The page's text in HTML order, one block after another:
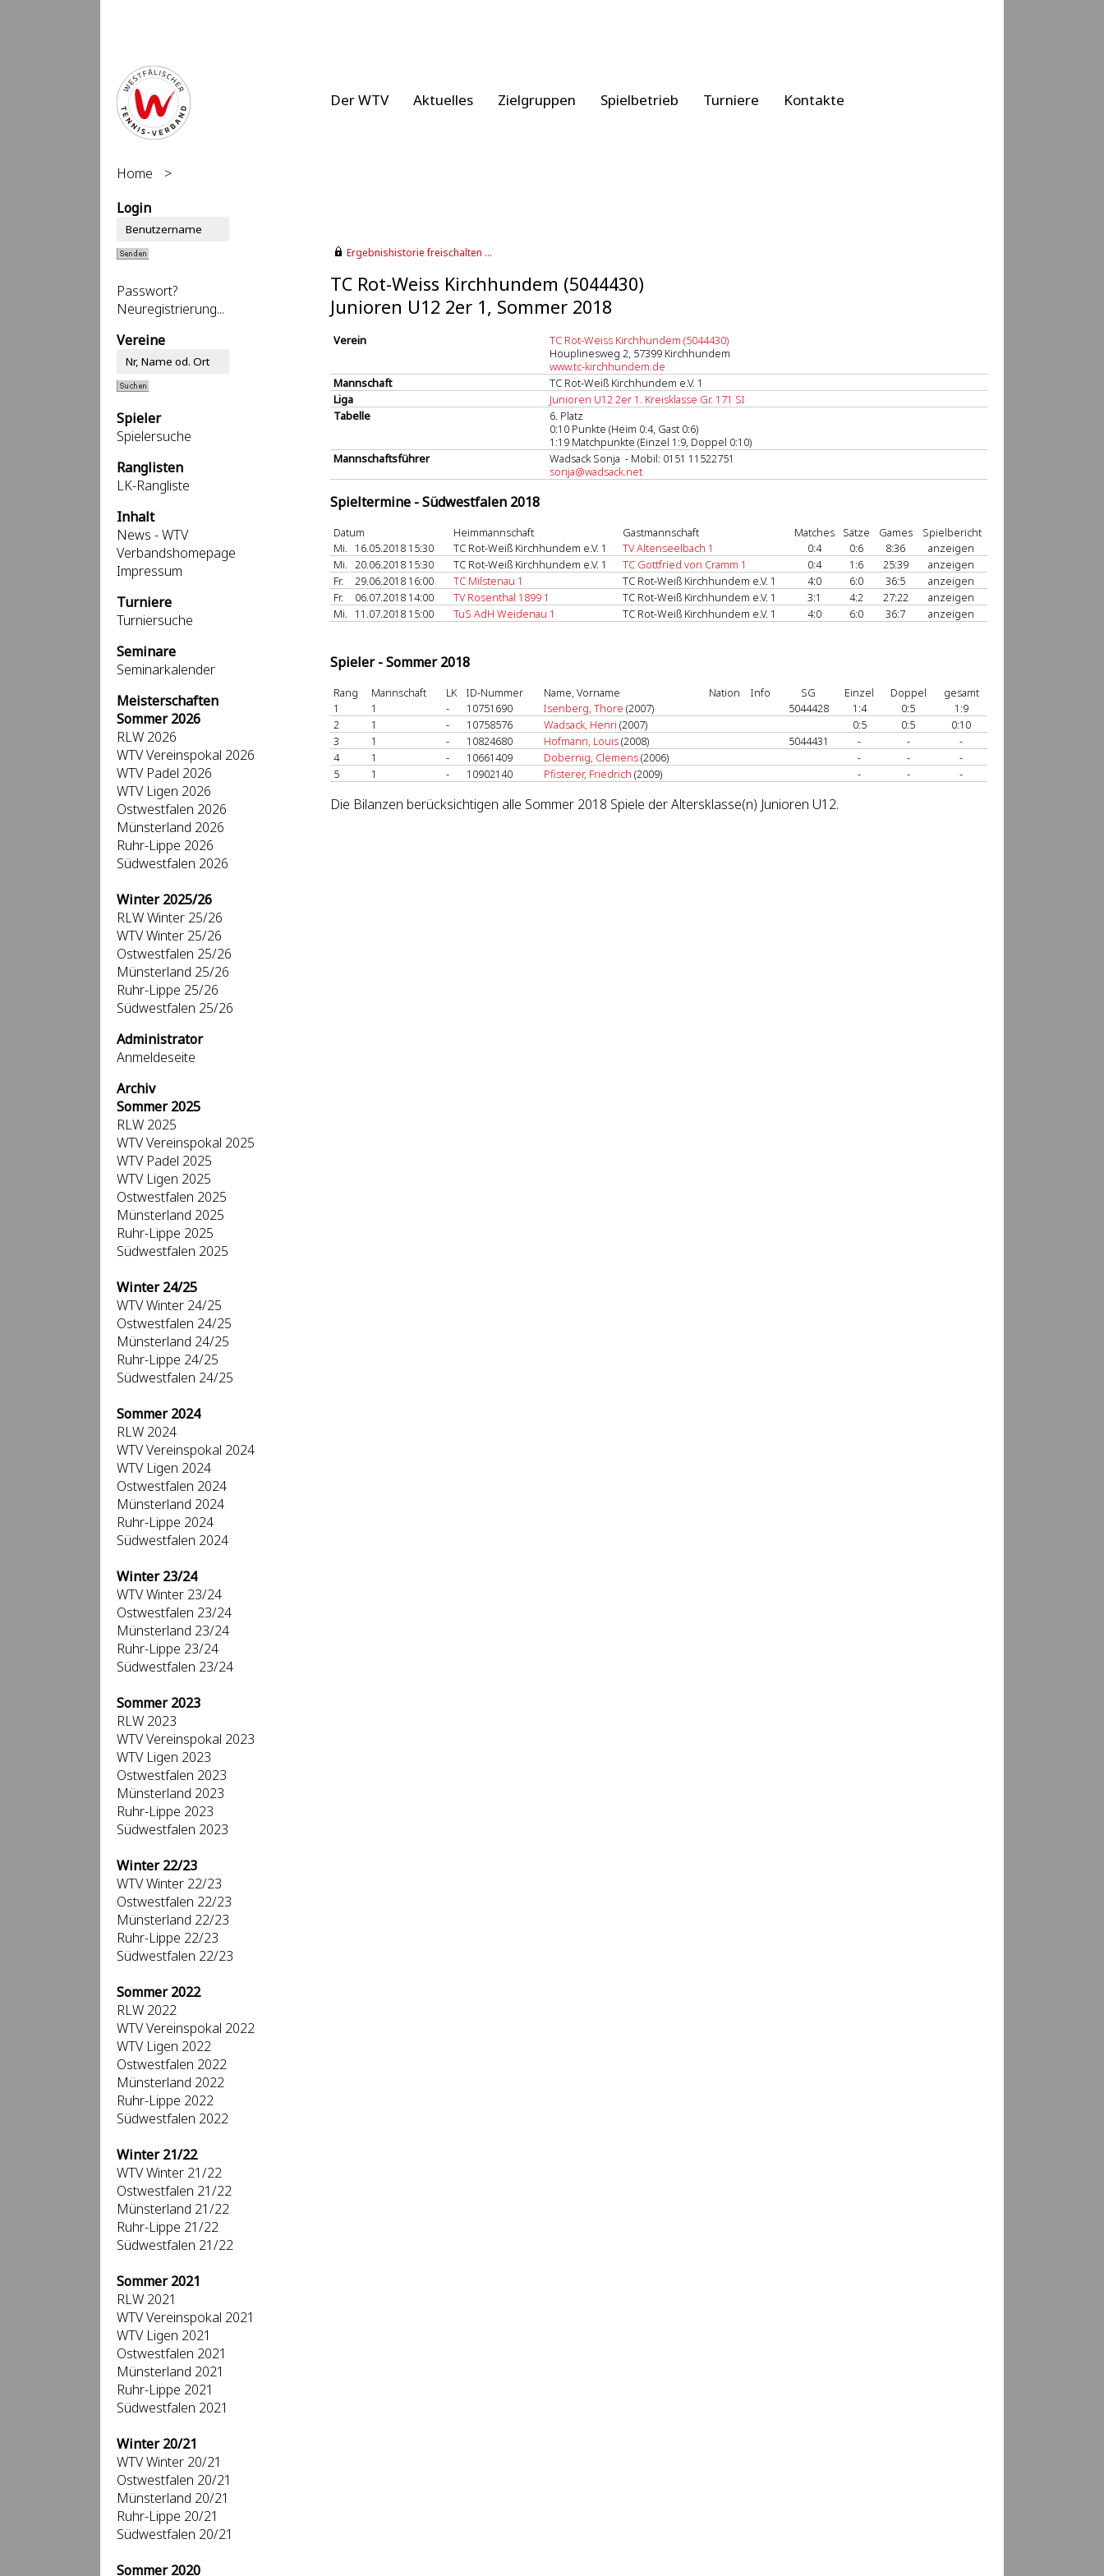
Der WTV Aktuelles Zielgruppen Spielbetrieb Turniere Kontakte
Home
>
Login
Passwort?
Neuregistrierung...
Vereine
Spieler
Spielersuche
Ranglisten
LK-Rangliste
Inhalt
News - WTV
Verbandshomepage
Impressum
Turniere
Turniersuche
Seminare
Seminarkalender
Meisterschaften
Sommer 2026
RLW 2026
WTV Vereinspokal 2026
WTV Padel 2026
WTV Ligen 2026
Ostwestfalen 2026
Münsterland 2026
Ruhr-Lippe 2026
Südwestfalen 2026
Winter 2025/26
RLW Winter 25/26
WTV Winter 25/26
Ostwestfalen 25/26
Münsterland 25/26
Ruhr-Lippe 25/26
Südwestfalen 25/26
Administrator
Anmeldeseite
Archiv
Sommer 2025
RLW 2025
WTV Vereinspokal 2025
WTV Padel 2025
WTV Ligen 2025
Ostwestfalen 2025
Münsterland 2025
Ruhr-Lippe 2025
Südwestfalen 2025
Winter 24/25
WTV Winter 24/25
Ostwestfalen 24/25
Münsterland 24/25
Ruhr-Lippe 24/25
Südwestfalen 24/25
Sommer 2024
RLW 2024
WTV Vereinspokal 2024
WTV Ligen 2024
Ostwestfalen 2024
Münsterland 2024
Ruhr-Lippe 2024
Südwestfalen 2024
Winter 23/24
WTV Winter 23/24
Ostwestfalen 23/24
Münsterland 23/24
Ruhr-Lippe 23/24
Südwestfalen 23/24
Sommer 2023
RLW 2023
WTV Vereinspokal 2023
WTV Ligen 2023
Ostwestfalen 2023
Münsterland 2023
Ruhr-Lippe 2023
Südwestfalen 2023
Winter 22/23
WTV Winter 22/23
Ostwestfalen 22/23
Münsterland 22/23
Ruhr-Lippe 22/23
Südwestfalen 22/23
Sommer 2022
RLW 2022
WTV Vereinspokal 2022
WTV Ligen 2022
Ostwestfalen 2022
Münsterland 2022
Ruhr-Lippe 2022
Südwestfalen 2022
Winter 21/22
WTV Winter 21/22
Ostwestfalen 21/22
Münsterland 21/22
Ruhr-Lippe 21/22
Südwestfalen 21/22
Sommer 2021
RLW 2021
WTV Vereinspokal 2021
WTV Ligen 2021
Ostwestfalen 2021
Münsterland 2021
Ruhr-Lippe 2021
Südwestfalen 2021
Winter 20/21
WTV Winter 20/21
Ostwestfalen 20/21
Münsterland 20/21
Ruhr-Lippe 20/21
Südwestfalen 20/21
Sommer 2020
Ergebnishistorie freischalten ...
TC Rot-Weiss Kirchhundem (5044430)
Junioren U12 2er 1, Sommer 2018
Verein
TC Rot-Weiss Kirchhundem (5044430)
Houplinesweg 2, 57399 Kirchhundem
www.tc-kirchhundem.de
Mannschaft
TC Rot-Weiß Kirchhundem e.V. 1
Liga
Junioren U12 2er 1. Kreisklasse Gr. 171 SI
Tabelle
6. Platz
0:10 Punkte (Heim 0:4, Gast 0:6)
1:19 Matchpunkte (Einzel 1:9, Doppel 0:10)
Mannschaftsführer
Wadsack Sonja - Mobil: 0151 11522751
sonja@wadsack.net
Spieltermine - Südwestfalen 2018
Datum Heimmannschaft Gastmannschaft Matches Sätze Games
Spielbericht
Mi.
16.05.2018 15:30 TC Rot-Weiß Kirchhundem e.V. 1 TV Altenseelbach 1 0:4 0:6 8:36
anzeigen
Mi. 20.06.2018 15:30 TC Rot-Weiß Kirchhundem e.V. 1 TC Gottfried von Cramm 1 0:4 1:6 25:39
anzeigen
Fr.
29.06.2018 16:00 TC Milstenau 1 TC Rot-Weiß Kirchhundem e.V. 1 4:0 6:0 36:5
anzeigen
Fr.
06.07.2018 14:00 TV Rosenthal 1899 1 TC Rot-Weiß Kirchhundem e.V. 1 3:1 4:2 27:22
anzeigen
Mi.
11.07.2018 15:00 TuS AdH Weidenau 1 TC Rot-Weiß Kirchhundem e.V. 1 4:0 6:0 36:7 anzeigen
Spieler - Sommer 2018
Rang Mannschaft LK ID-Nummer Name, Vorname Nation Info SG Einzel Doppel
gesamt
1
1 - 10751690 Isenberg, Thore (2007) 5044428 1:4 0:5
1:9
2
1 - 10758576 Wadsack, Henri (2007) 0:5 0:5
0:10
3
1 - 10824680 Hofmann, Louis(2008) 5044431 - -
-
4
1 - 10661409 Dobernig, Clemens(2006) - -
-
5
1 - 10902140 Pfisterer, Friedrich (2009) - - -
Die Bilanzen berücksichtigen alle Sommer 2018 Spiele der Altersklasse(n) Junioren U12.